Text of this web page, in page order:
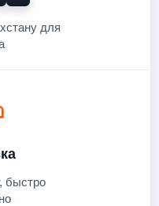
для
быстро